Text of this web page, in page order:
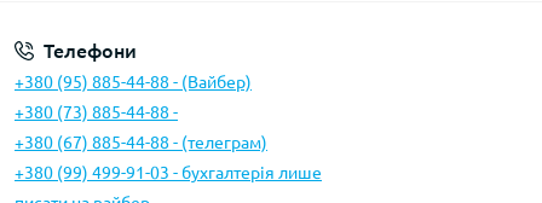
Телефони
+380 (95) 885-44-88 - (Вайбер)
+380 (73) 885-44-88 -
+380 (67) 885-44-88 - (телеграм)
+380 (99) 499-91-03 - бухгалтерія лише